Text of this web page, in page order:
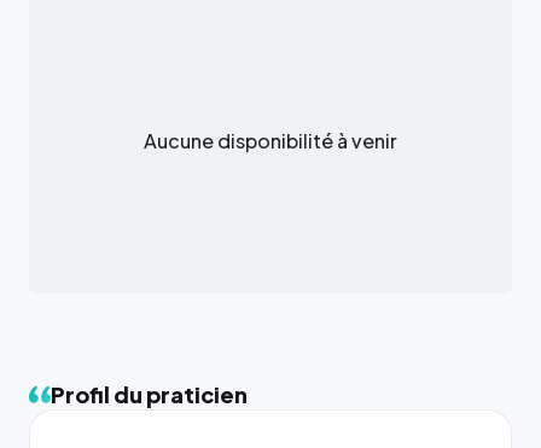
Aucune disponibilité à venir
Profil du praticien